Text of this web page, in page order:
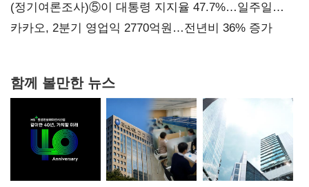
보내
(정기여론조사)⑤이 대통령 지지율 47.7%…일주일
만에 다시 40%대
카카오, 2분기 영업익 2770억원…전년비 36% 증가
함께 볼만한 뉴스